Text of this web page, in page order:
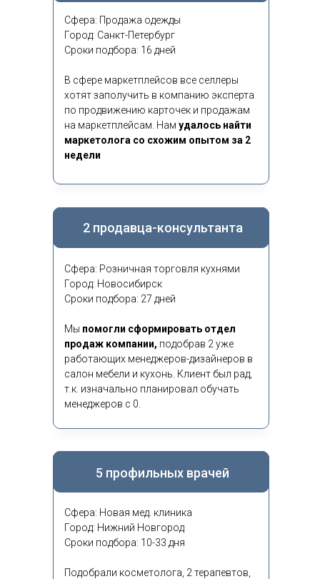
Сфера: Продажа одежды
Город: Санкт-Петербург
Сроки подбора: 16 дней
В сфере маркетплейсов все селлеры
хотят заполучить в компанию эксперта
по продвижению карточек и продажам
на маркетплейсам. Нам удалось найти
маркетолога со схожим опытом за 2
недели
2 продавца-консультанта
Сфера: Розничная торговля кухнями
Город: Новосибирск
Сроки подбора: 27 дней
Мы помогли сформировать отдел
продаж компании, подобрав 2 уже
работающих менеджеров-дизайнеров в
салон мебели и кухонь. Клиент был рад,
т.к. изначально планировал обучать
менеджеров с 0.
5 профильных врачей
Сфера: Новая мед. клиника
Город: Нижний Новгород
Сроки подбора: 10-33 дня
Подобрали косметолога, 2 терапевтов,